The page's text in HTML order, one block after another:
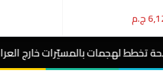
ج.م
خارج العراق واعتقال عناصرها.